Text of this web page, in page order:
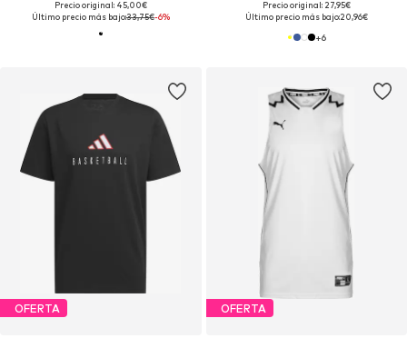
Precio original: 45,00€
Último precio más bajo:33,75€-6%
Precio original: 27,95€
Último precio más bajo:20,96€
+6
OFERTA OFERTA